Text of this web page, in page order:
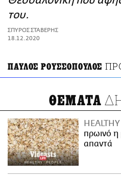
ΑΜΠΑ
PRINT
του.
ΣΠΥΡΟΣ ΣΤΑΒΕΡΗΣ
18.12.2020
ΠΑΥΛΟΣ ΡΟΥΣΣΟΠΟΥΛΟΣ
ΘΕΜΑΤΑ
πρωινό η
απαντά